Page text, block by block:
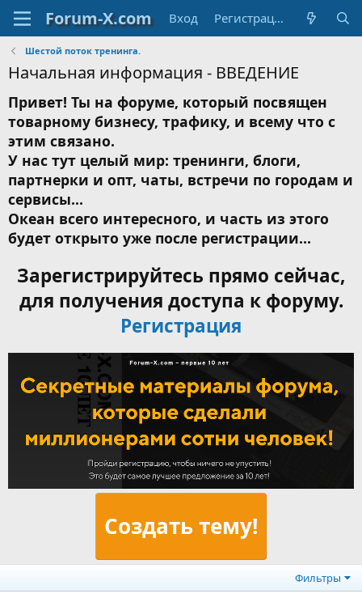
Вход Регистрация
Шестой поток тренинга.
Начальная информация - ВВЕДЕНИЕ
Привет! Ты на форуме, который посвящен
товарному бизнесу, трафику, и всему что с
этим связано.
У нас тут целый мир: тренинги, блоги,
партнерки и опт, чаты, встречи по городам и
сервисы...
Океан всего интересного, и часть из этого
будет открыто уже после регистрации...
Зарегистрируйтесь прямо сейчас,
для получения доступа к форуму.
Регистрация
Создать тему!
Фильтры